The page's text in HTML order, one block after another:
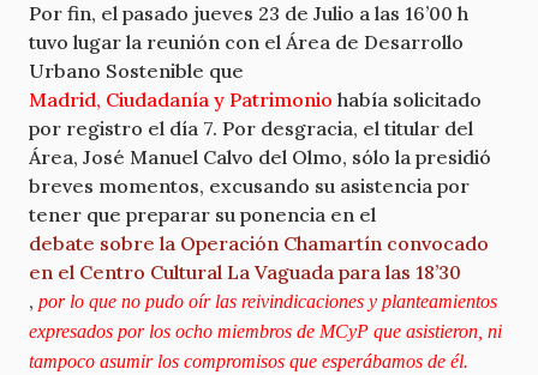
Por fin, el pasado jueves 23 de Julio a las 16’00 h
tuvo lugar la reunión con el Área de Desarrollo
Urbano Sostenible que
Madrid, Ciudadanía y Patrimonio había solicitado
por registro el día 7. Por desgracia, el titular del
Área, José Manuel Calvo del Olmo, sólo la presidió
breves momentos, excusando su asistencia por
tener que preparar su ponencia en el
debate sobre la Operación Chamartín convocado
en el Centro Cultural La Vaguada para las 18’30
, por lo que no pudo oír las reivindicaciones y planteamientos
expresados por los ocho miembros de MCyP que asistieron, ni
tampoco asumir los compromisos que esperábamos de él.